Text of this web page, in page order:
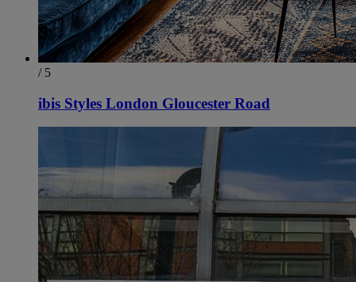
/ 5
ibis Styles London Gloucester Road